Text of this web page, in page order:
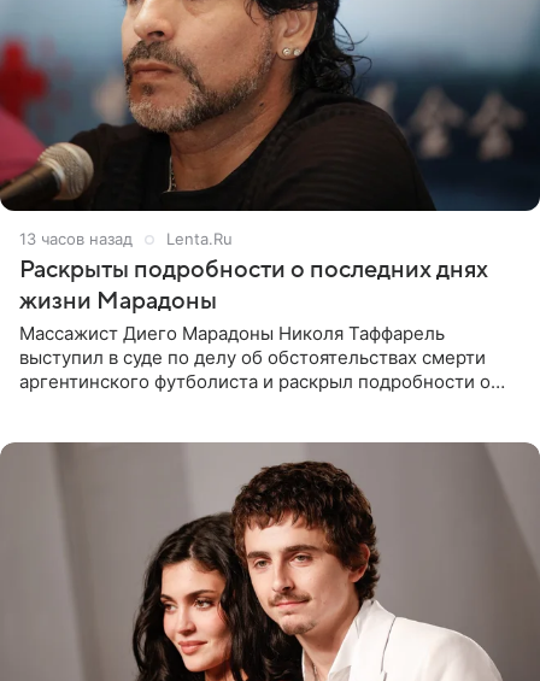
13 часов назад Lenta.Ru
Раскрыты подробности о последних днях
жизни Марадоны
Массажист Диего Марадоны Николя Таффарель
выступил в суде по делу об обстоятельствах смерти
аргентинского футболиста и раскрыл подробности о